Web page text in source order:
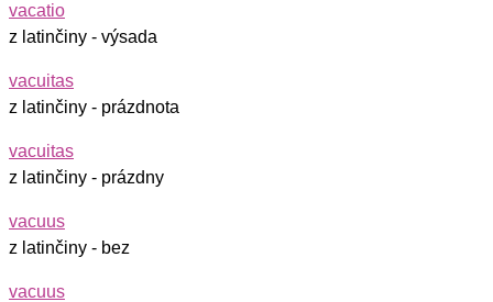
vacatio
z latinčiny - výsada
vacuitas
z latinčiny - prázdnota
vacuitas
z latinčiny - prázdny
vacuus
z latinčiny - bez
vacuus